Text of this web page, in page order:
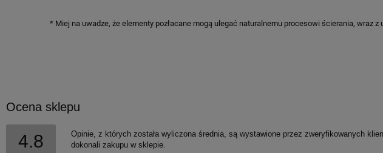
* Miej na uwadze, że elementy pozłacane mogą ulegać naturalnemu procesowi ścierania, wraz z
Ocena sklepu
4.8
Opinie, z których została wyliczona średnia, są wystawione przez zweryfikowanych
dokonali zakupu w sklepie.